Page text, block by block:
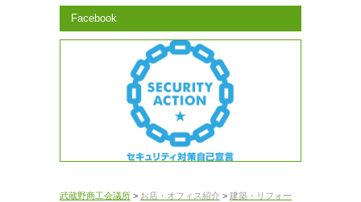
Facebook
武蔵野商工会議所 > お店・オフィス紹介 > 建築・リフォー